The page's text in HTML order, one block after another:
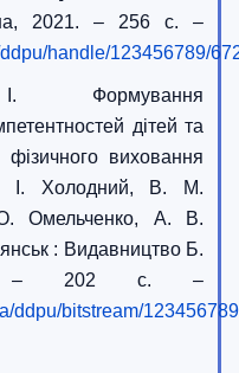
2021. – 256 с. –
handle/123456789/
дітей та
фізичного виховання
І. Холодний, В. М.
Омельченко, А. В.
: Видавництво Б.
– 202 с. –
ddpu/bitstream/